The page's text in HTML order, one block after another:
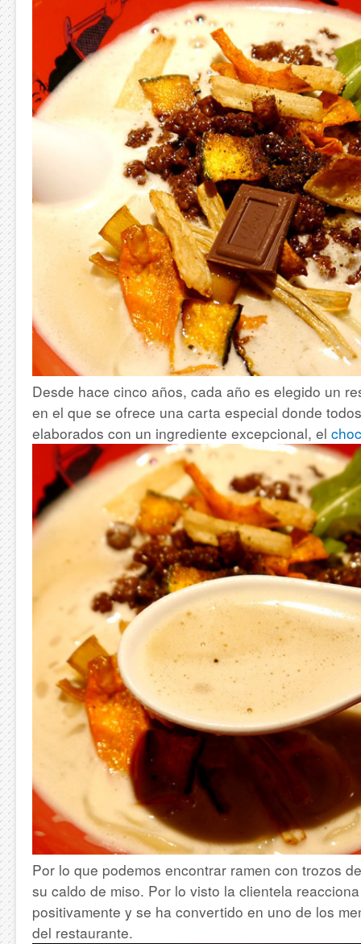
Desde hace cinco años, cada año es elegido un
en el que se ofrece una carta especial donde
elaborados con un ingrediente excepcional, el
Por lo que podemos encontrar ramen con trozos
su caldo de miso. Por lo visto la clientela
positivamente y se ha convertido en uno de los
del restaurante.